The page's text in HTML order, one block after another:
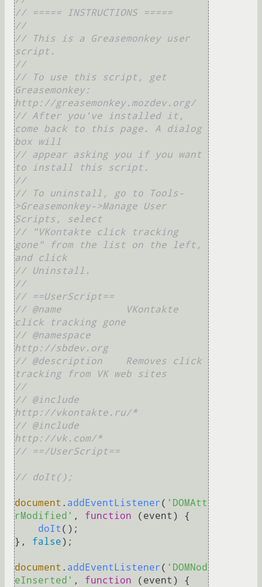
// ===== INSTRUCTIONS =====
//
// This is a Greasemonkey user
script.
//
// To use this script, get
Greasemonkey:
http://greasemonkey.mozdev.org/
// After you've installed it,
come back to this page. A dialog
box will
// appear asking you if you want
to install this script.
//
// To uninstall, go to Tools-
>Greasemonkey->Manage User
Scripts, select
// "VKontakte click tracking
gone" from the list on the left,
and click
// Uninstall.
//
// ==UserScript==
// @name           VKontakte
click tracking gone
// @namespace
http://sbdev.org
// @description    Removes click
tracking from VK web sites
//
// @include
http://vkontakte.ru/*
// @include
http://vk.com/*
// ==/UserScript==
// doIt();
document . addEventListener ( 'DOMAtt
rModified' , function ( event ) {
doIt ();
}, false);
document . addEventListener ( 'DOMNod
eInserted' , function ( event ) {